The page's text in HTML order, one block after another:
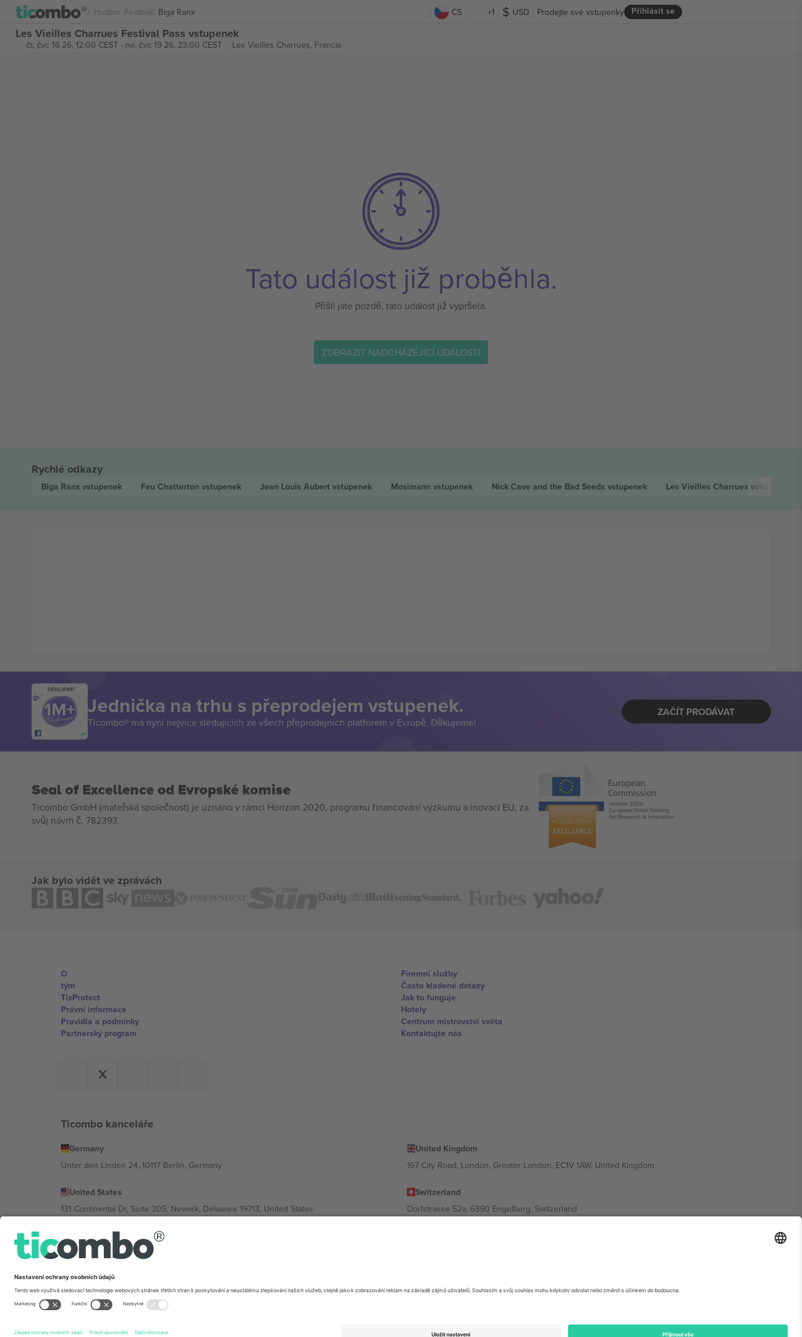
Hudba Festival Biga Ranx CS +1 USD Přihlásit se
Prodejte své vstupenky
Les Vieilles Charrues Festival Pass vstupenek
čt, čvc 16 26, 12:00 CEST- ne, čvc 19 26, 23:00 CEST Les Vieilles Charrues, Francie
Tato událost již proběhla.
Přišli jste pozdě, tato událost již vypršela.
ZOBRAZIT NADCHÁZEJÍCÍ UDÁLOSTI
Rychlé odkazy
Biga Ranx vstupenek Feu Chatterton vstupenek Jean Louis Aubert vstupenek Mosimann vstupenek Nick Cave and the Bad Seeds vstupenek Les Vieilles Charrues vstupenek
DĚKUJEME!
Jednička na trhu s přeprodejem vstupenek.
Ticombo® má nyní nejvíce sledujících ze všech přeprodejních platforem v Evropě. Děkujeme!
ZAČÍT PRODÁVAT
Seal of Excellence od Evropské komise
Ticombo GmbH (mateřská společnost) je uznáno v rámci Horizon 2020, programu financování výzkumu a inovací EU, za
svůj návrh č. 782393.
Jak bylo vidět ve zprávách
O
tým
TixProtect
Právní informace
Pravidla a podmínky
Partnerský program
Firemní služby
Často kladené dotazy
Jak to funguje
Hotely
Centrum mistrovství světa
Kontaktujte nás
Ticombo kanceláře
Germany
Unter den Linden 24, 10117 Berlin, Germany
United Kingdom
167 City Road, London, Greater London, EC1V 1AW, United Kingdom
United States
131 Continental Dr, Suite 305, Newark, Delaware 19713, United States
Switzerland
Dorfstrasse 52a, 6390 Engelberg, Switzerland
Bulgaria
Regus Sofia City West, bul Totleben 53-55, 1606 Sofia, Bulgaria
Mexico
Av Chapultepec 360, Roma Norte, Cuauhtémoc, 06700 Ciudad de México, CDMX, Mexico
2026 Ticombo. Všechna práva vyhrazena.